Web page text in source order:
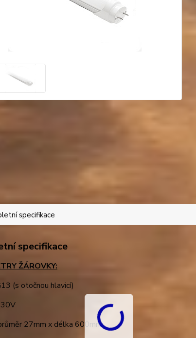
specifikace
specifikace
ŽÁROVKY:
(s otočnou hlavicí)
27mm x délka 600mm